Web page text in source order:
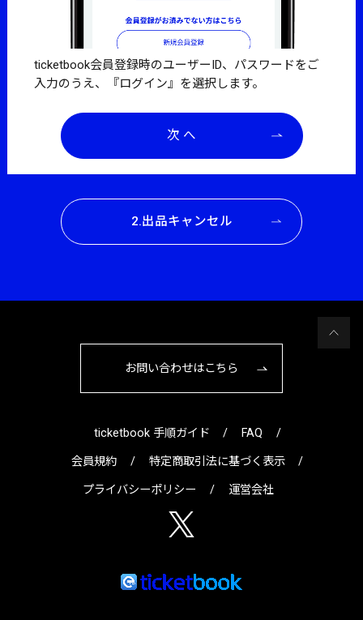
ticketbook会員登録時のユーザーID、パスワードをご
入力のうえ、『ログイン』を選択します。
次 へ
2.出品キャンセル
お問い合わせはこちら
ticketbook 手順ガイド FAQ
会員規約 特定商取引法に基づく表示
プライバシーポリシー 運営会社